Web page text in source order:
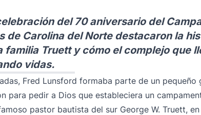
del 70 aniversario del
de Carolina del Norte destacaron la
familia Truett y cómo el complejo que
vidas.
Fred Lunsford formaba parte de un pequeño
para pedir a Dios que estableciera un
pastor bautista del sur George W. Truett,